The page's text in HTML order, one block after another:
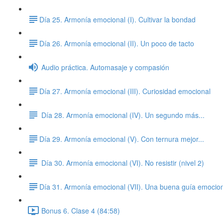
​Día 25. Armonía emocional (I). Cultivar la bondad
​Día 26. Armonía emocional (II). Un poco de tacto
Audio práctica. Automasaje y compasión
​Día 27. Armonía emocional (III). Curiosidad emocional
Día 28. Armonía emocional (IV). Un segundo más...
​Día 29. Armonía emocional (V). Con ternura mejor...
Día 30. Armonía emocional (VI). No resistir (nivel 2)
​Día 31. Armonía emocional (VII). Una buena guía
Bonus 6. Clase 4 (84:58)